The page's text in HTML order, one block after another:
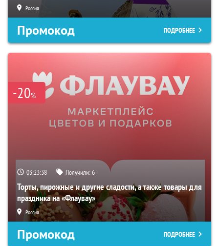
Россия
Промокод ПОДРОБНЕЕ
-20%
03:23:37 Получили:6
Торты, пирожные и другие сладости, а также товары для
праздника на «Флаувау»
Россия
Промокод ПОДРОБНЕЕ